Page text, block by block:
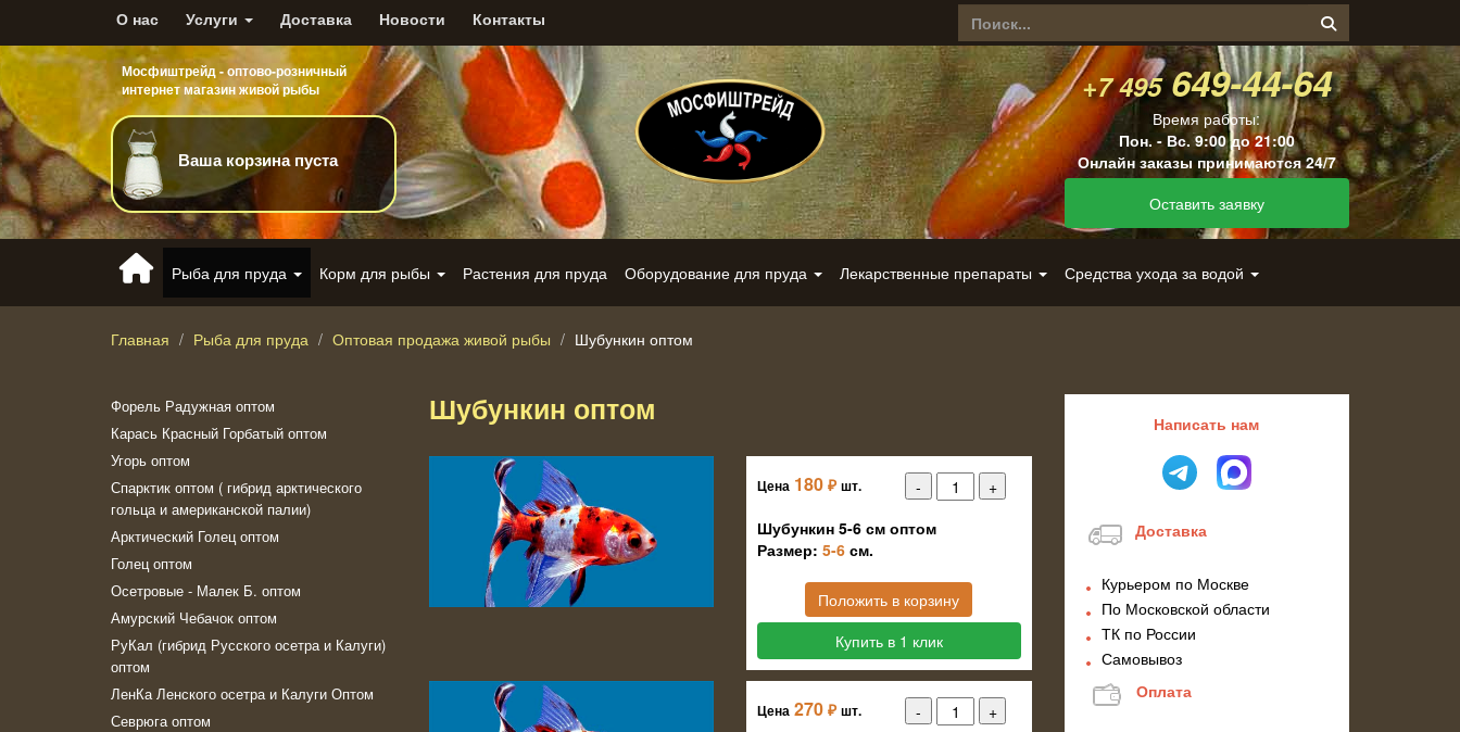
О нас Услуги Доставка Новости Контакты
Мосфиштрейд - оптово-розничный
интернет магазин живой рыбы
Ваша корзина пуста
+7 495649-44-64
Время работы:
Пон. - Вс. 9:00 до 21:00
Онлайн заказы принимаются 24/7
Оставить заявку
Рыба для пруда Корм для рыбы Растения для пруда Оборудование для пруда Лекарственные препараты Средства ухода за водой
Главная Рыба для пруда Оптовая продажа живой рыбы Шубункин оптом
Форель Радужная оптом
Карась Красный Горбатый оптом
Угорь оптом
Спарктик оптом ( гибрид арктического
гольца и американской палии)
Арктический Голец оптом
Голец оптом
Осетровые - Малек Б. оптом
Амурский Чебачок оптом
РуКал (гибрид Русского осетра и Калуги)
оптом
ЛенКа Ленского осетра и Калуги Оптом
Севрюга оптом
Шубункин оптом
Цена 180 ₽ шт.
Шубункин 5-6 см оптом
Размер: 5-6 см.
Положить в корзину
Купить в 1 клик
Цена 270 ₽ шт.
Написать нам
Доставка
Курьером по Москве
По Московской области
ТК по России
Самовывоз
Оплата